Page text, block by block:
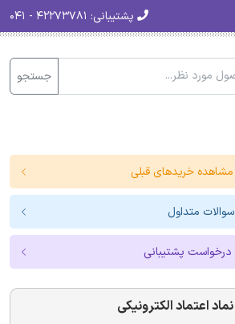
پشتیبانی:
جستجو
مشاهده خریدهای قبلی
سوالات متداول
درخواست پشتیبانی
نماد اعتماد الکترونیکی